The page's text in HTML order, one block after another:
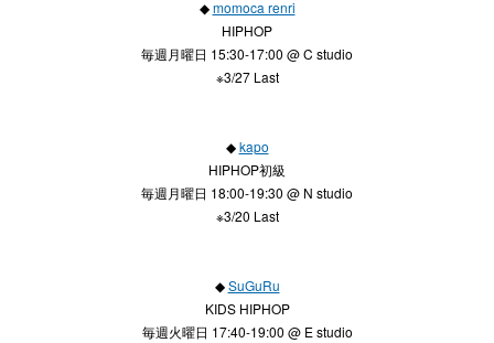
◆momoca renri
HIPHOP
毎週月曜日 15:30-17:00 @ C studio
※3/27 Last
◆kapo
HIPHOP初級
毎週月曜日 18:00-19:30 @ N studio
※3/20 Last
◆SuGuRu
KIDS HIPHOP
毎週火曜日 17:40-19:00 @ E studio